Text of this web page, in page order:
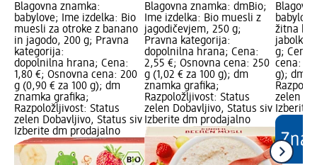
Blagovna znamka:
babylove; Ime izdelka: Bio
muesli za otroke z banano
in jagodo, 200 g; Pravna
kategorija:
dopolnilna hrana; Cena:
1,80 €; Osnovna cena: 200
g (0,90 € za 100 g); dm
znamka grafika;
Razpoložljivost: Status
zelen Dobavljivo, Status siv
Izberite dm prodajalno
Blagovna znamka: dmBio;
Ime izdelka: Bio muesli z
jagodičevjem, 250 g;
Pravna kategorija:
dopolnilna hrana; Cena:
2,55 €; Osnovna cena: 250
g (1,02 € za 100 g); dm
znamka grafika;
Razpoložljivost: Status
zelen Dobavljivo, Status siv
Izberite dm prodajalno
žitna
g; Cena:
cena:
g); dm
zelen
Izberite